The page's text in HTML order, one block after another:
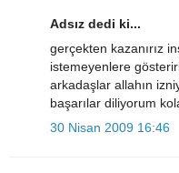
Adsız dedi ki...
gerçekten kazanırız
istemeyenlere
arkadaşlar allahın
başarılar diliyorum
30 Nisan 2009 16:46